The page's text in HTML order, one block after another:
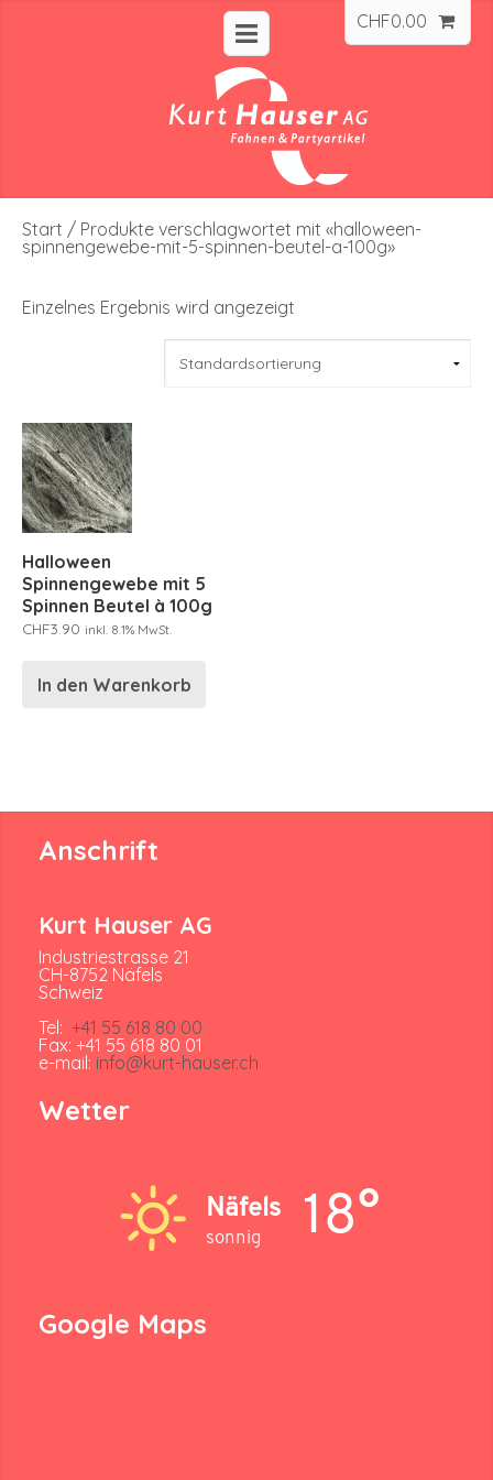
CHF0.00
Start / Produkte verschlagwortet mit «halloween-
spinnengewebe-mit-5-spinnen-beutel-a-100g»
Einzelnes Ergebnis wird angezeigt
Halloween
Spinnengewebe mit 5
Spinnen Beutel à 100g
CHF3.90 inkl. 8.1% MwSt.
In den Warenkorb
Anschrift
Kurt Hauser AG
Industriestrasse 21
CH-8752 Näfels
Schweiz
Tel: +41 55 618 80 00
Fax: +41 55 618 80 01
e-mail: info@kurt-hauser.ch
Wetter
Näfels
sonnig 18°
Google Maps